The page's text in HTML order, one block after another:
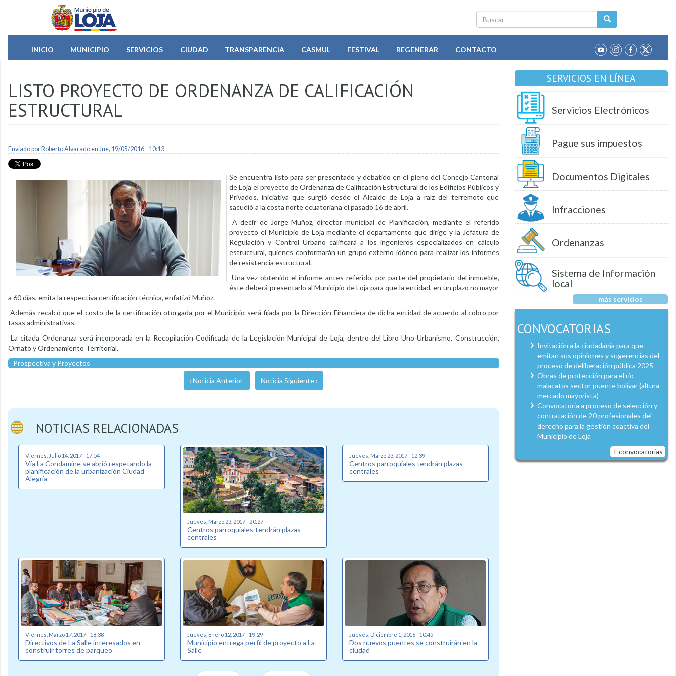
Pasar al contenido principal
Buscar
INICIO
MUNICIPIO SERVICIOS CIUDAD TRANSPARENCIA CASMUL FESTIVAL REGENERAR CONTACTO
LISTO PROYECTO DE ORDENANZA DE CALIFICACIÓN
ESTRUCTURAL
Enviado por Roberto Alvaradoen Jue, 19/05/2016 - 10:13
Se encuentra listo para ser presentado y debatido en el pleno del Concejo Cantonal
de Loja el proyecto de Ordenanza de Calificación Estructural de los Edificios Públicos y
Privados, iniciativa que surgió desde el Alcalde de Loja a raíz del terremoto que
sacudió a la costa norte ecuatoriana el pasado 16 de abril.
A decir de Jorge Muñoz, director municipal de Planificación, mediante el referido
proyecto el Municipio de Loja mediante el departamento que dirige y la Jefatura de
Regulación y Control Urbano calificará a los ingenieros especializados en cálculo
estructural, quienes conformarán un grupo externo idóneo para realizar los informes
de resistencia estructural.
Una vez obtenido el informe antes referido, por parte del propietario del inmueble,
éste deberá presentarlo al Municipio de Loja para que la entidad, en un plazo no mayor
a 60 días, emita la respectiva certificación técnica, enfatizó Muñoz.
Además recalcó que el costo de la certificación otorgada por el Municipio será fijada por la Dirección Financiera de dicha entidad de acuerdo al cobro por
tasas administrativas.
La citada Ordenanza será incorporada en la Recopilación Codificada de la Legislación Municipal de Loja, dentro del Libro Uno Urbanismo, Construcción,
Ornato y Ordenamiento Territorial.
Prospectiva y Proyectos
‹ Noticia Anterior Noticia Siguiente ›
NOTICIAS RELACIONADAS
Viernes, Julio 14, 2017 - 17:54
Vía La Condamine se abrió respetando la
planificación de la urbanización Ciudad
Alegría
Jueves, Marzo 23, 2017 - 20:27
Centros parroquiales tendrán plazas
centrales
Jueves, Marzo 23, 2017 - 12:39
Centros parroquiales tendrán plazas
centrales
Viernes, Marzo 17, 2017 - 18:38
Directivos de La Salle interesados en
construir torres de parqueo
Jueves, Enero 12, 2017 - 19:29
Municipio entrega perfil de proyecto a La
Salle
Jueves, Diciembre 1, 2016 - 10:45
Dos nuevos puentes se construirán en la
ciudad
SERVICIOS EN LÍNEA
Servicios Electrónicos
Pague sus impuestos
Documentos Digitales
Infracciones
Ordenanzas
Sistema de Información
local
más servicios
CONVOCATORIAS
Invitación a la ciudadanía para que
emitan sus opiniones y sugerencias del
proceso de deliberación pública 2025
Obras de protección para el río
malacatos sector puente bolívar (altura
mercado mayorista)
Convocatoria a proceso de selección y
contratación de 20 profesionales del
derecho para la gestión coactiva del
Municipio de Loja
+ convocatorias